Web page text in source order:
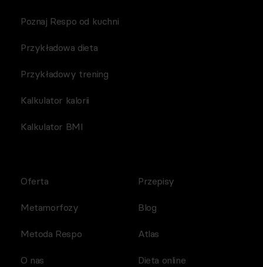
Poznaj Respo od kuchni
Przykładowa dieta
Przykładowy trening
Kalkulator kalorii
Kalkulator BMI
Oferta
Metamorfozy
Metoda Respo
O nas
Przepisy
Blog
Atlas
Dieta online